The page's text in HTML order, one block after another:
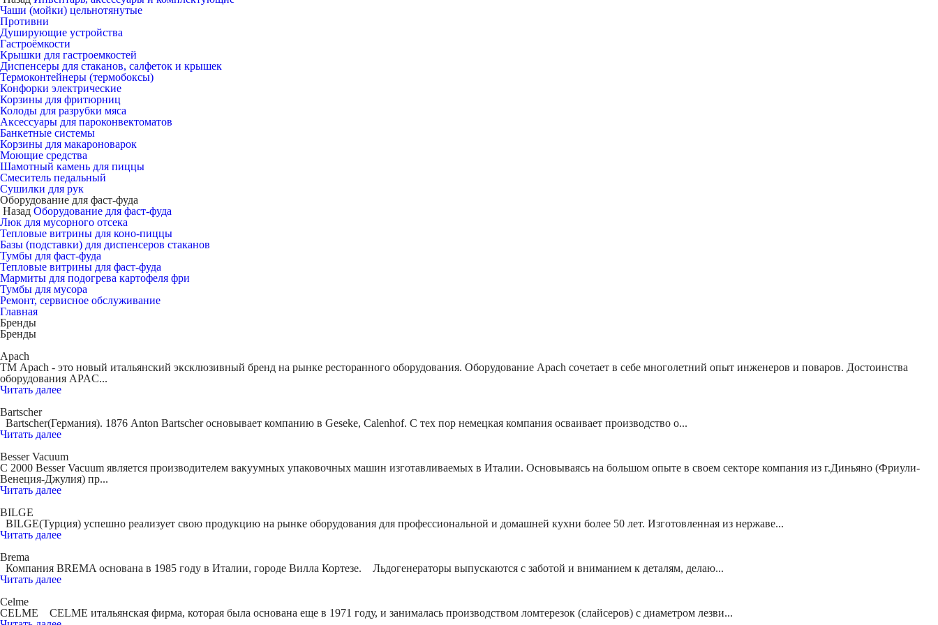
Чаши (мойки) цельнотянутые
Противни
Душирующие устройства
Гастроёмкости
Крышки для гастроемкостей
Диспенсеры для стаканов, салфеток и крышек
Термоконтейнеры (термобоксы)
Конфорки электрические
Корзины для фритюрниц
Колоды для разрубки мяса
Аксессуары для пароконвектоматов
Банкетные системы
Корзины для макароноварок
Моющие средства
Шамотный камень для пиццы
Смеситель педальный
Сушилки для рук
Оборудование для фаст-фуда
Назад Оборудование для фаст-фуда
Люк для мусорного отсека
Тепловые витрины для коно-пиццы
Базы (подставки) для диспенсеров стаканов
Тумбы для фаст-фуда
Тепловые витрины для фаст-фуда
Мармиты для подогрева картофеля фри
Тумбы для мусора
Ремонт, сервисное обслуживание
Главная
Бренды
Бренды
Apach
ТМ Apach - это новый итальянский эксклюзивный бренд на рынке ресторанного оборудования. Оборудование Apach сочетает в себе многолетний опыт инженеров и поваров. Достоинства
оборудования APAC...
Читать далее
Bartscher
Bartscher(Германия). 1876 Anton Bartscher основывает компанию в Geseke, Calenhof. С тех пор немецкая компания осваивает производство о...
Читать далее
Besser Vacuum
C 2000 Besser Vacuum является производителем вакуумных упаковочных машин изготавливаемых в Италии. Основываясь на большом опыте в своем секторе компания из г.Диньяно (Фриули-
Венеция-Джулия) пр...
Читать далее
BILGE
BILGE(Турция) успешно реализует свою продукцию на рынке оборудования для профессиональной и домашней кухни более 50 лет. Изготовленная из нержаве...
Читать далее
Brema
Компания BREMA основана в 1985 году в Италии, городе Вилла Кортезе. Льдогенераторы выпускаются с заботой и вниманием к деталям, делаю...
Читать далее
Celme
CELME CELME итальянская фирма, которая была основана еще в 1971 году, и занималась производством ломтерезок (слайсеров) с диаметром лезви...